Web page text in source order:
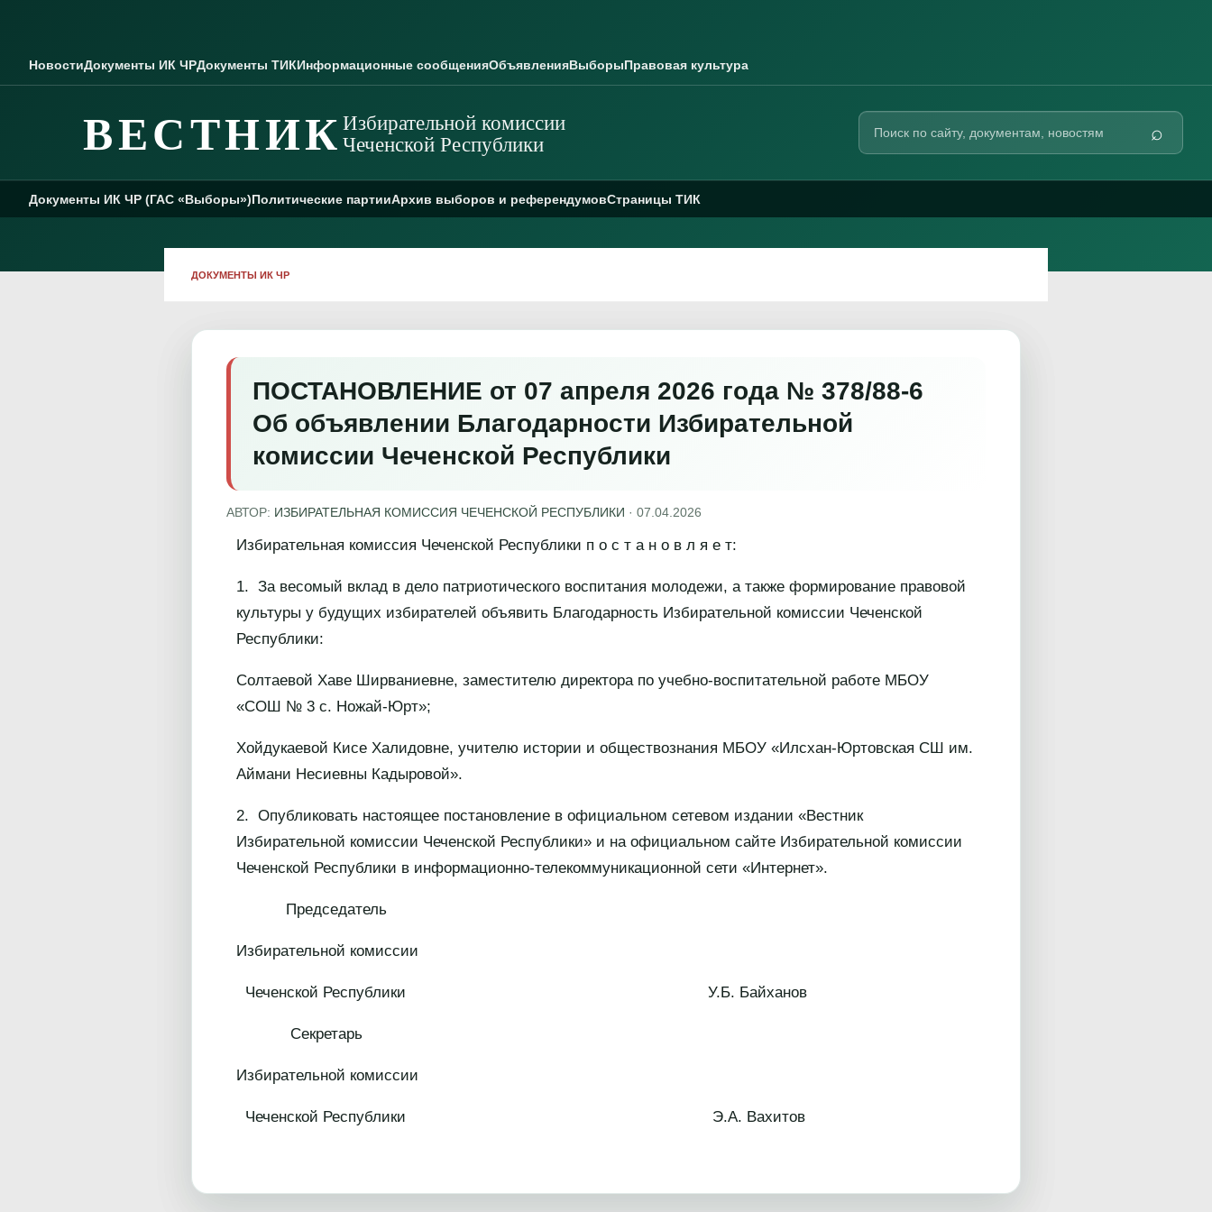
НовостиДокументы ИК ЧРДокументы ТИКИнформационные сообщенияОбъявленияВыборыПравовая культура
ВЕСТНИК Избирательной комиссии
Чеченской Республики
Поиск
сайту
⌕
Документы ИК ЧР (ГАС «Выборы»)Политические партииАрхив выборов и референдумовСтраницы ТИК
ДОКУМЕНТЫ ИК ЧР
ПОСТАНОВЛЕНИЕ от 07 апреля 2026 года № 378/88-6
Об объявлении Благодарности Избирательной
комиссии Чеченской Республики
АВТОР: ИЗБИРАТЕЛЬНАЯ КОМИССИЯ ЧЕЧЕНСКОЙ РЕСПУБЛИКИ · 07.04.2026
Избирательная комиссия Чеченской Республики п о с т а н о в л я е т:
1. За весомый вклад в дело патриотического воспитания молодежи, а также формирование правовой
культуры у будущих избирателей объявить Благодарность Избирательной комиссии Чеченской
Республики:
Солтаевой Хаве Ширваниевне, заместителю директора по учебно-воспитательной работе МБОУ
«СОШ № 3 с. Ножай-Юрт»;
Хойдукаевой Кисе Халидовне, учителю истории и обществознания МБОУ «Илсхан-Юртовская СШ им.
Аймани Несиевны Кадыровой».
2. Опубликовать настоящее постановление в официальном сетевом издании «Вестник
Избирательной комиссии Чеченской Республики» и на официальном сайте Избирательной комиссии
Чеченской Республики в информационно-телекоммуникационной сети «Интернет».
Председатель
Избирательной комиссии
Чеченской Республики У.Б. Байханов
Секретарь
Избирательной комиссии
Чеченской Республики Э.А. Вахитов